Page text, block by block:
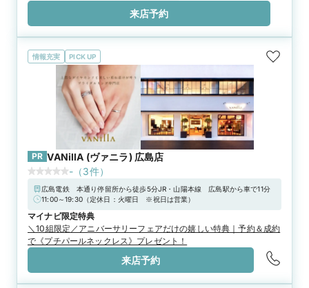
来店予約
情報充実 PICK UP
PR VANillA (ヴァニラ) 広島店
- （3件）
広島電鉄 本通り停留所から徒歩5分JR・山陽本線 広島駅から車で11分
11:00～19:30（定休日：火曜日 ※祝日は営業）
マイナビ限定特典
＼10組限定／アニバーサリーフェアだけの嬉しい特典｜予約＆成約
で《プチパールネックレス》プレゼント！
来店予約